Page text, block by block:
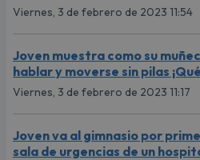
Viernes, 3 de febrero de 2023 11:54
Joven muestra como su
hablar y moverse sin pilas
Viernes, 3 de febrero de 2023 11:17
Joven va al gimnasio por
sala de urgencias de un